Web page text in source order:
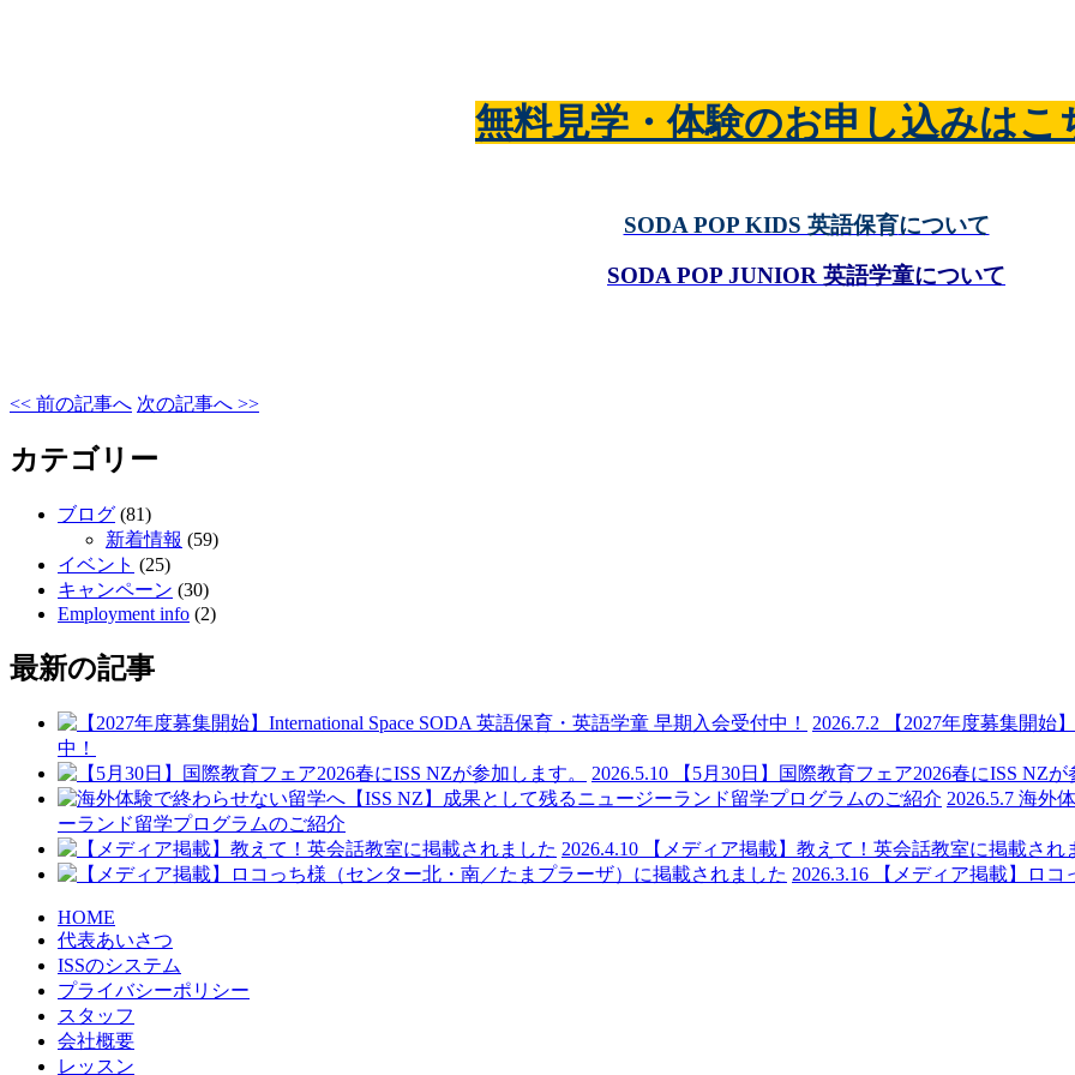
無料見学・体験のお申し込みはこ
SODA POP KIDS 英語保育について
SODA POP JUNIOR 英語学童について
<< 前の記事へ 次の記事へ >>
カテゴリー
ブログ (81)
新着情報 (59)
イベント (25)
キャンペーン (30)
Employment info (2)
最新の記事
2026.7.2
【2027年度募集開始
中！
2026.5.10
【5月30日】国際教育フェア2026春にISS NZ
2026.5.7 海外
ーランド留学プログラムのご紹介
2026.4.10
【メディア掲載】教えて！英会話教室に掲載され
2026.3.16
【メディア掲載】ロ
HOME
代表あいさつ
ISSのシステム
プライバシーポリシー
スタッフ
会社概要
レッスン